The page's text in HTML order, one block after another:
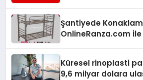
Şantiyede
OnlineRanza.com
Küresel rinoplasti
9,6 milyar dolara